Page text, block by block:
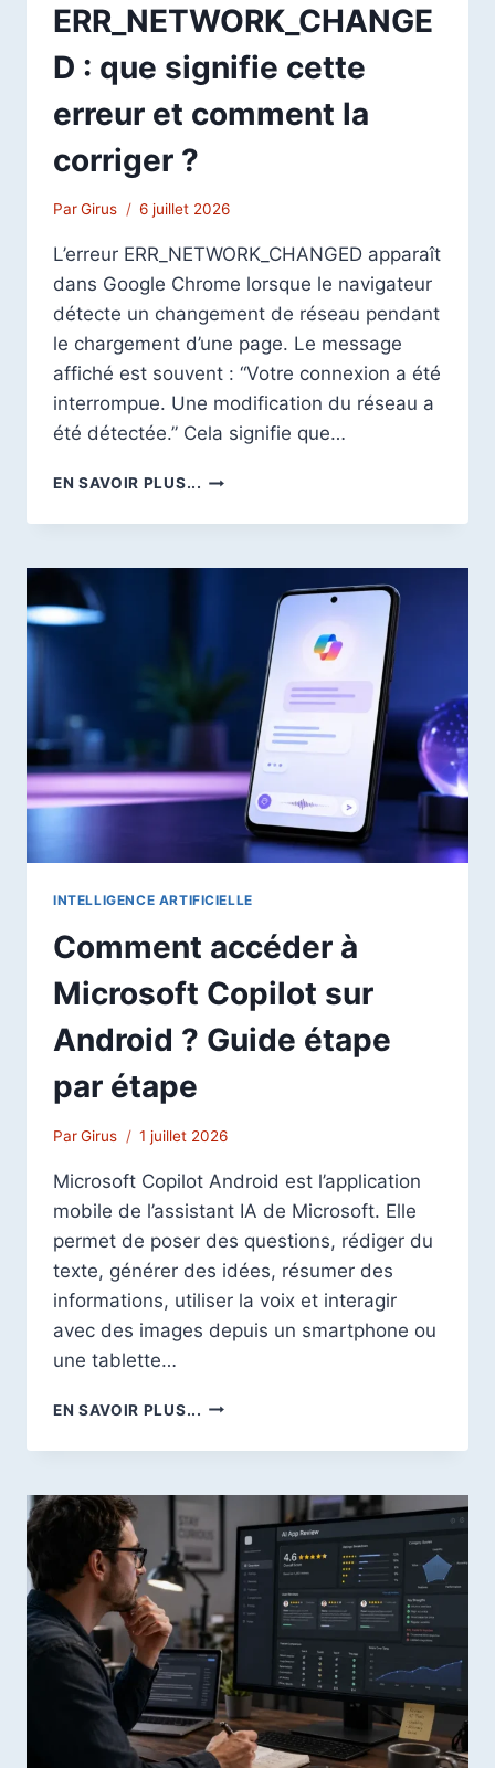
ERR_NETWORK_CHANGE
D : que signifie cette
erreur et comment la
corriger ?
ParGirus 6 juillet 2026
L’erreur ERR_NETWORK_CHANGED apparaît
dans Google Chrome lorsque le navigateur
détecte un changement de réseau pendant
le chargement d’une page. Le message
affiché est souvent : “Votre connexion a été
interrompue. Une modification du réseau a
été détectée.” Cela signifie que…
EN SAVOIR PLUS... ERR_NETWORK_CHANGED
QUE
CETTE
COMMENT
CORRIGER
INTELLIGENCE ARTIFICIELLE
Comment accéder à
Microsoft Copilot sur
Android ? Guide étape
par étape
ParGirus 1 juillet 2026
Microsoft Copilot Android est l’application
mobile de l’assistant IA de Microsoft. Elle
permet de poser des questions, rédiger du
texte, générer des idées, résumer des
informations, utiliser la voix et interagir
avec des images depuis un smartphone ou
une tablette…
EN SAVOIR PLUS... COMMENT
À
COPILOT
ANDROID
?
GUIDE
ÉTAPE
PAR
ÉTAPE